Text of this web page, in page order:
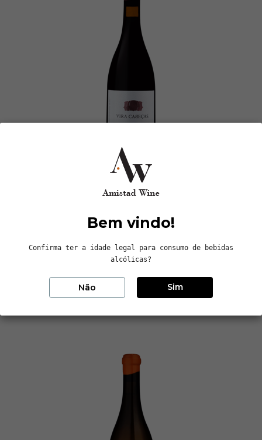
Cabeças do Reguengo - Vira Cabeças Tinto
2021 | 0,75 L | Castas: Vinhas Velhas - Tinto
Adicionar ao carrinho
Bem vindo!
Confirma ter a idade legal para consumo de bebidas
alcólicas?
Não Sim